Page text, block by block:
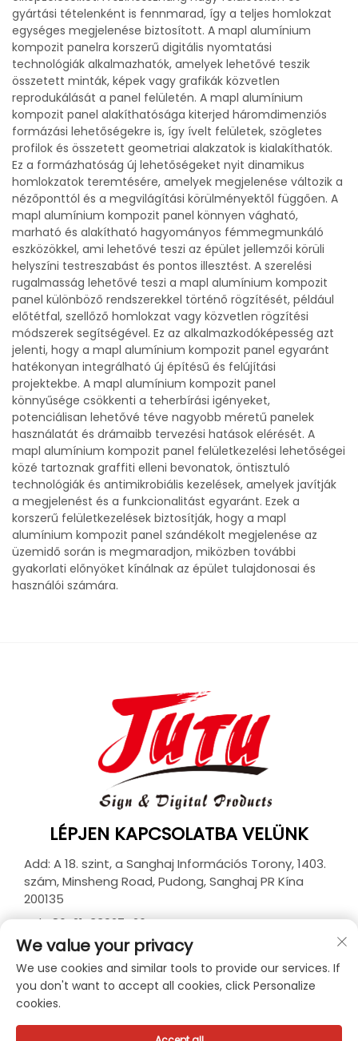
gyártási tételenként is fennmarad, így a teljes homlokzat
egységes megjelenése biztosított. A mapl alumínium
kompozit panelra korszerű digitális nyomtatási
technológiák alkalmazhatók, amelyek lehetővé teszik
összetett minták, képek vagy grafikák közvetlen
reprodukálását a panel felületén. A mapl alumínium
kompozit panel alakíthatósága kiterjed háromdimenziós
formázási lehetőségekre is, így ívelt felületek, szögletes
profilok és összetett geometriai alakzatok is kialakíthatók.
Ez a formázhatóság új lehetőségeket nyit dinamikus
homlokzatok teremtésére, amelyek megjelenése változik a
nézőponttól és a megvilágítási körülményektől függően. A
mapl alumínium kompozit panel könnyen vágható,
marható és alakítható hagyományos fémmegmunkáló
eszközökkel, ami lehetővé teszi az épület jellemzői körüli
helyszíni testreszabást és pontos illesztést. A szerelési
rugalmasság lehetővé teszi a mapl alumínium kompozit
panel különböző rendszerekkel történő rögzítését, például
előtétfal, szellőző homlokzat vagy közvetlen rögzítési
módszerek segítségével. Ez az alkalmazkodóképesség azt
jelenti, hogy a mapl alumínium kompozit panel egyaránt
hatékonyan integrálható új építésű és felújítási
projektekbe. A mapl alumínium kompozit panel
könnyűsége csökkenti a teherbírási igényeket,
potenciálisan lehetővé téve nagyobb méretű panelek
használatát és drámaibb tervezési hatások elérését. A
mapl alumínium kompozit panel felületkezelési lehetőségei
közé tartoznak graffiti elleni bevonatok, öntisztuló
technológiák és antimikrobiális kezelések, amelyek javítják
a megjelenést és a funkcionalitást egyaránt. Ezek a
korszerű felületkezelések biztosítják, hogy a mapl
alumínium kompozit panel szándékolt megjelenése az
üzemidő során is megmaradjon, miközben további
gyakorlati előnyöket kínálnak az épület tulajdonosai és
használói számára.
LÉPJEN KAPCSOLATBA VELÜNK
Add: A 18. szint, a Sanghaj Információs Torony, 1403.
szám, Minsheng Road, Pudong, Sanghaj PR Kína
200135
Tel:+86-21-33927426
E-mail:[email protected]
Szerzői jog © 2026 JUTU New Materials Technology
Limited Minden jog fenntartva. -Adatvédelmi
We value your privacy
We use cookies and similar tools to provide our services. If
you don't want to accept all cookies, click Personalize
cookies.